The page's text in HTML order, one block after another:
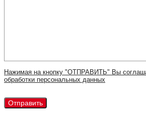
Нажимая на кнопку "ОТПРАВИТЬ" Вы
обработки персональных данных